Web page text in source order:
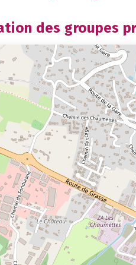
des groupes